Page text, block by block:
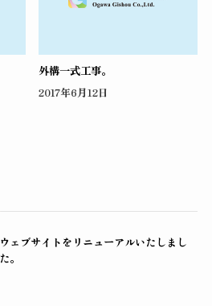
外構一式工事。
2017年6月12日
ウェブサイトをリニューアルいたしまし
た。